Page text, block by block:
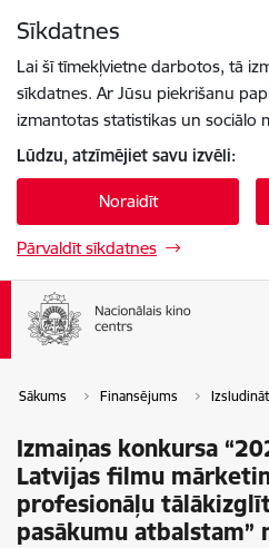
Sīkdatnes
Lai šī tīmekļvietne darbotos, tā
sīkdatnes. Ar Jūsu piekrišanu
izmantotas statistikas un sociālo
Lūdzu, atzīmējiet savu izvēli:
Noraidīt
Pārvaldīt sīkdatnes
Sākums Finansējums
Izmaiņas konkursa
Latvijas filmu
profesionāļu
pasākumu atbalstam”